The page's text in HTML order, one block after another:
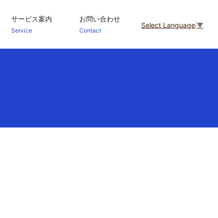
Select Language ▼
サービス案内
Service
お問い合わせ
Contact